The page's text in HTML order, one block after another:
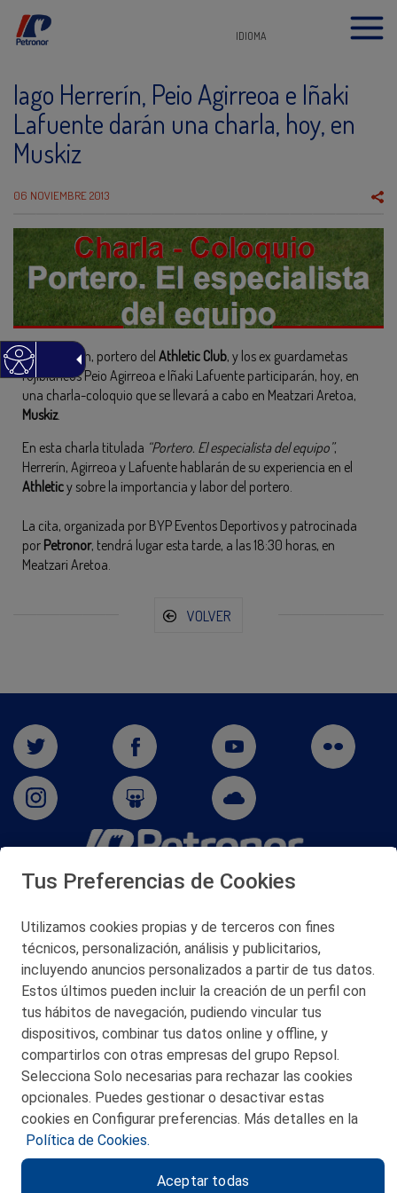
IDIOMA
Iago Herrerín, Peio Agirreoa e Iñaki
Lafuente darán una charla, hoy, en
Muskiz
06 NOVIEMBRE 2013
Iago Herrerín, portero del Athletic Club, y los ex guardametas
rojiblancos Peio Agirreoa e Iñaki Lafuente participarán, hoy, en
una charla-coloquio que se llevará a cabo en Meatzari Aretoa,
Muskiz.
En esta charla titulada “Portero. El especialista del equipo”,
Herrerín, Agirreoa y Lafuente hablarán de su experiencia en el
Athleticy sobre la importancia y labor del portero.
La cita, organizada por BYP Eventos Deportivos y patrocinada
por Petronor, tendrá lugar esta tarde, a las 18:30 horas, en
Meatzari Aretoa.
VOLVER
San Martín 5-Edificio Muñatones,
© 2026 Petronor S.A.
CONTACTO
MAPA WEB
POLITICA DE PRIVACIDAD
POLITICA DE COOKIES
Tus Preferencias de Cookies
Utilizamos cookies propias y de terceros con fines
técnicos, personalización, análisis y publicitarios,
incluyendo anuncios personalizados a partir de tus datos.
Estos últimos pueden incluir la creación de un perfil con
tus hábitos de navegación, pudiendo vincular tus
dispositivos, combinar tus datos online y offline, y
compartirlos con otras empresas del grupo Repsol.
Selecciona Solo necesarias para rechazar las cookies
opcionales. Puedes gestionar o desactivar estas
cookies en Configurar preferencias. Más detalles en la
Política de Cookies.
Aceptar todas